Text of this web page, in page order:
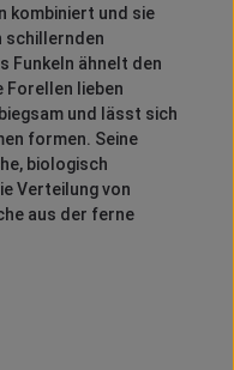
kombiniert und sie
schillernden
Funkeln ähnelt den
Forellen lieben
und lässt sich
formen. Seine
biologisch
Verteilung von
aus der ferne